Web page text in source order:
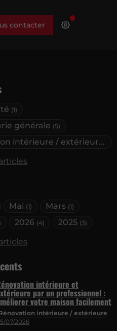
contacter
(1)
générale (5)
Rénovation intérieure / extérieure
Mai (1) Mars (1)
2026 (4) 2025 (3)
intérieure / extérieure
07/2026
intérieure et
par un professionnel :
votre maison facilement